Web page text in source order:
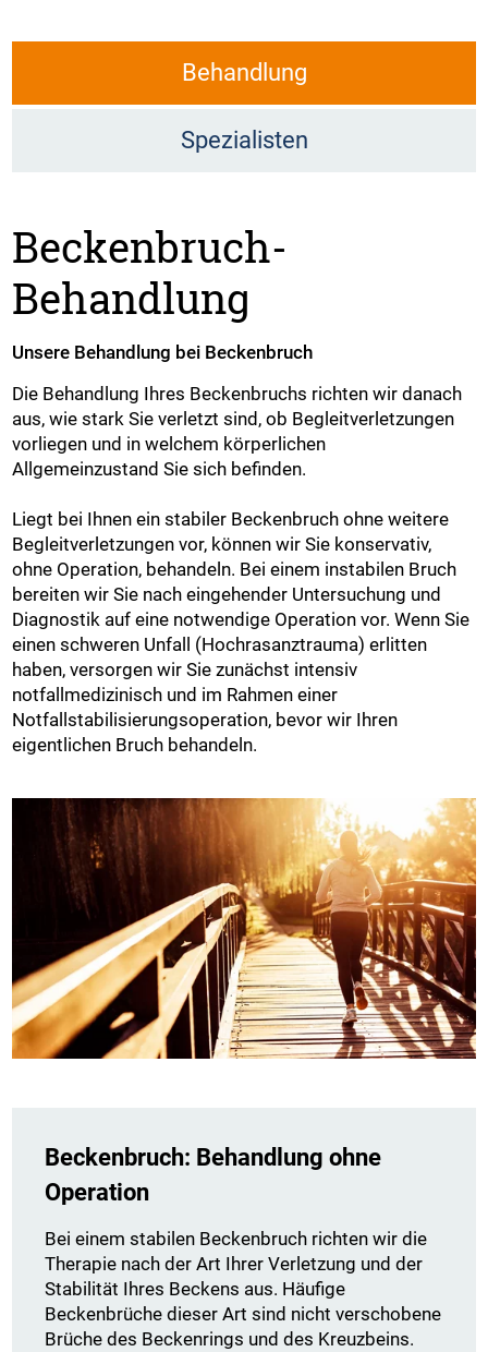
Behandlung
Spezialisten
Beckenbruch-
Behandlung
Unsere Behandlung bei Beckenbruch
Die Behandlung Ihres Beckenbruchs richten wir danach
aus, wie stark Sie verletzt sind, ob Begleitverletzungen
vorliegen und in welchem körperlichen
Allgemeinzustand Sie sich befinden.
Liegt bei Ihnen ein stabiler Beckenbruch ohne weitere
Begleitverletzungen vor, können wir Sie konservativ,
ohne Operation, behandeln. Bei einem instabilen Bruch
bereiten wir Sie nach eingehender Untersuchung und
Diagnostik auf eine notwendige Operation vor. Wenn Sie
einen schweren Unfall (Hochrasanztrauma) erlitten
haben, versorgen wir Sie zunächst intensiv
notfallmedizinisch und im Rahmen einer
Notfallstabilisierungsoperation, bevor wir Ihren
eigentlichen Bruch behandeln.
Beckenbruch: Behandlung ohne
Operation
Bei einem stabilen Beckenbruch richten wir die
Therapie nach der Art Ihrer Verletzung und der
Stabilität Ihres Beckens aus. Häufige
Beckenbrüche dieser Art sind nicht verschobene
Brüche des Beckenrings und des Kreuzbeins.